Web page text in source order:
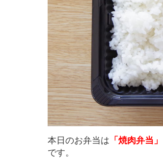
本日のお弁当は 「焼肉弁当」
です。